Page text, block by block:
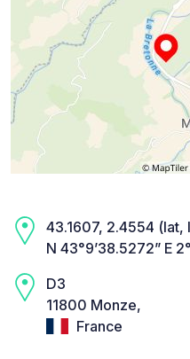
43.1607, 2.4554 (lat,
N 43°9’38.5272” E
D3
11800 Monze,
France